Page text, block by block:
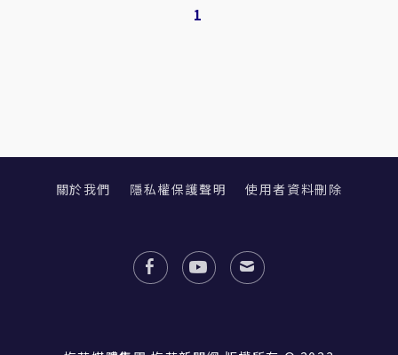
1
關於我們 隱私權保護聲明 使用者資料刪除